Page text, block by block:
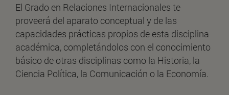
El Grado en Relaciones Internacionales te
proveerá del aparato conceptual y de las
capacidades prácticas propios de esta disciplina
académica, completándolos con el conocimiento
básico de otras disciplinas como la Historia, la
Ciencia Política, la Comunicación o la Economía.